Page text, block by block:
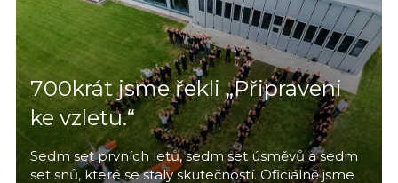
700krát jsme řekli „Připraveni
ke vzletu.“
Sedm set prvních letů, sedm set úsměvů a sedm
set snů, které se staly skutečností. Oficiálně jsme